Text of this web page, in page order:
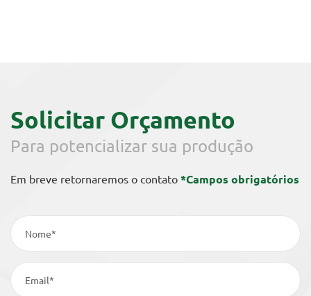
Solicitar Orçamento
Para potencializar sua produção
Em breve retornaremos o contato *Campos obrigatórios
Nome*
Email*